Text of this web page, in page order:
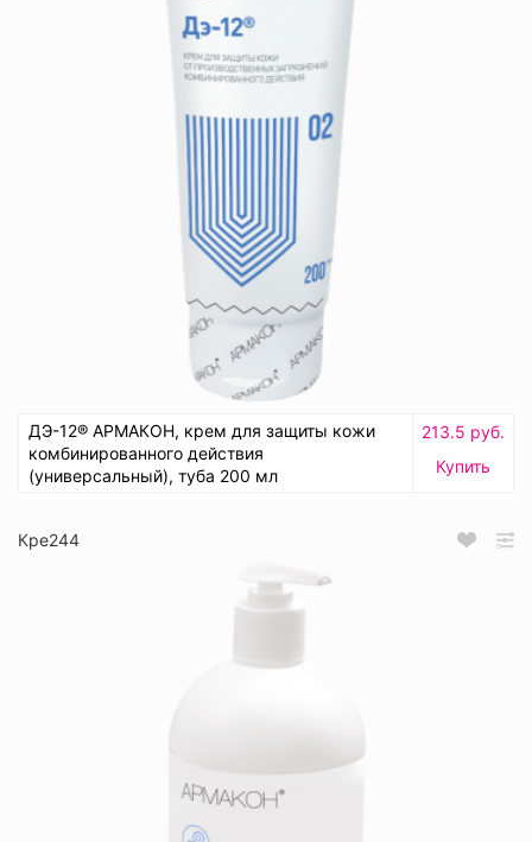
ДЭ-12® АРМАКОН, крем для защиты кожи
комбинированного действия
(универсальный), туба 200 мл
213.5 руб.
Купить
Кре244